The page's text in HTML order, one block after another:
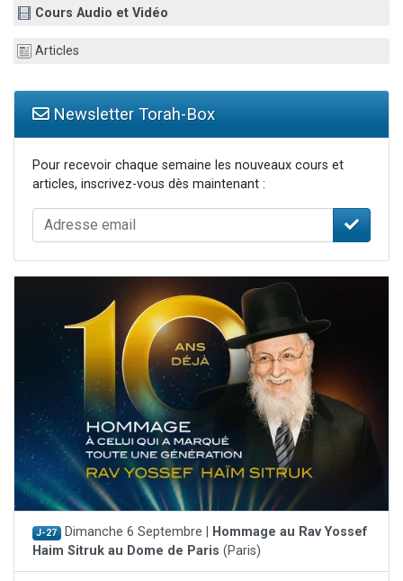
3 nouvelles musiques dans Torah-Box Music
Cours Audio et Vidéo
Articles
Newsletter Torah-Box
Pour recevoir chaque semaine les nouveaux cours et
articles, inscrivez-vous dès maintenant :
J-27 Dimanche 6 Septembre |
Hommage au Rav Yossef
Haim Sitruk au Dome de Paris (Paris)